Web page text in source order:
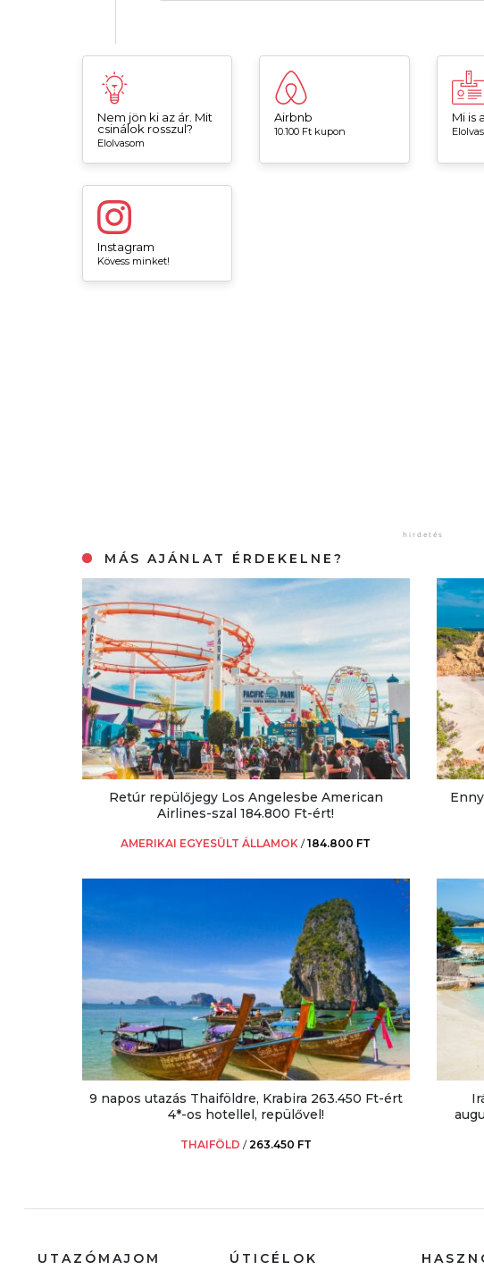
Nem jön ki az ár. Mit
csinálok rosszul?
Elolvasom
Airbnb
10.100 Ft kupon
Mi is
Instagram
Kövess minket!
MÁS AJÁNLAT ÉRDEKELNE?
Retúr repülőjegy Los Angelesbe American
Airlines-szal 184.800 Ft-ért!
AMERIKAI EGYESÜLT ÁLLAMOK /184.800 FT
9 napos utazás Thaiföldre, Krabira 263.450 Ft-ért
4*-os hotellel, repülővel!
THAIFÖLD /263.450 FT
UTAZÓMAJOM ÚTICÉLOK